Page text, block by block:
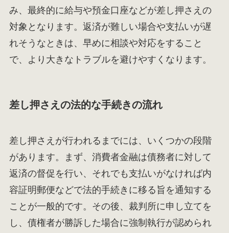
み、最終的に給与や預金口座などが差し押さえの
対象となります。返済が難しい場合や支払いが遅
れそうなときは、早めに相談や対応をすること
で、より大きなトラブルを避けやすくなります。
差し押さえの法的な手続きの流れ
差し押さえが行われるまでには、いくつかの段階
があります。まず、消費者金融は債務者に対して
返済の督促を行い、それでも支払いがなければ内
容証明郵便などで法的手続きに移る旨を通知する
ことが一般的です。その後、裁判所に申し立てを
し、債権者が勝訴した場合に強制執行が認められ